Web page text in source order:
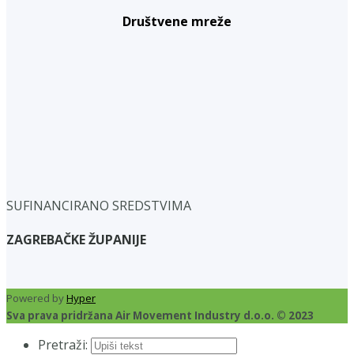
Društvene mreže
SUFINANCIRANO SREDSTVIMA
ZAGREBAČKE ŽUPANIJE
Powered byHyper
Sva prava pridržana Air Movement Industry d.o.o. © 2023
Pretraži: